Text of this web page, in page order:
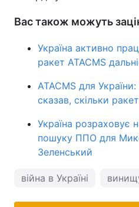
Вас також можуть
Україна активно
ракет ATACMS
ATACMS для
сказав, скільки
Україна розраховує
пошуку ППО для
Зеленський
війна в Україні